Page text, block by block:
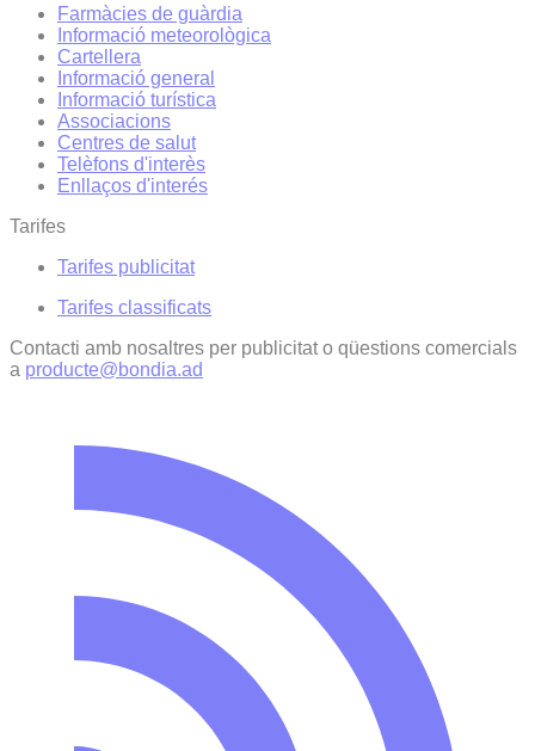
Farmàcies de guàrdia
Informació meteorològica
Cartellera
Informació general
Informació turística
Associacions
Centres de salut
Telèfons d'interès
Enllaços d'interés
Tarifes
Tarifes publicitat
Tarifes classificats
Contacti amb nosaltres per publicitat o qüestions comercials
a producte@bondia.ad